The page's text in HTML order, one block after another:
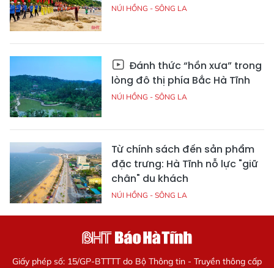
NÚI HỒNG - SÔNG LA
Đánh thức “hồn xưa” trong
lòng đô thị phía Bắc Hà Tĩnh
NÚI HỒNG - SÔNG LA
Từ chính sách đến sản phẩm
đặc trưng: Hà Tĩnh nỗ lực "giữ
chân" du khách
NÚI HỒNG - SÔNG LA
Giấy phép số: 15/GP-BTTTT do Bộ Thông tin - Truyền thông cấp